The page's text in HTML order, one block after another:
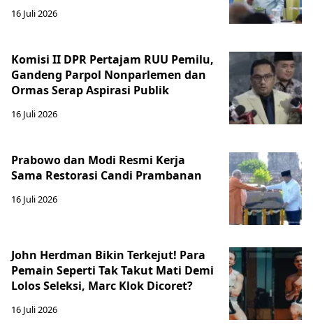
16 Juli 2026
Komisi II DPR Pertajam RUU Pemilu,
Gandeng Parpol Nonparlemen dan
Ormas Serap Aspirasi Publik
16 Juli 2026
Prabowo dan Modi Resmi Kerja
Sama Restorasi Candi Prambanan
16 Juli 2026
John Herdman Bikin Terkejut! Para
Pemain Seperti Tak Takut Mati Demi
Lolos Seleksi, Marc Klok Dicoret?
16 Juli 2026